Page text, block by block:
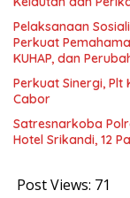
Pelaksanaan
Perkuat
KUHAP, dan
Perkuat Sinergi, Plt
Cabor
Satresnarkoba
Hotel Srikandi, 12
Post Views: 71